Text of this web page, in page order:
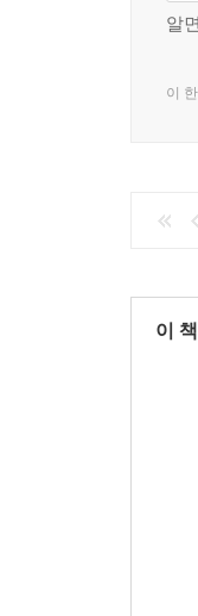
알
이
이